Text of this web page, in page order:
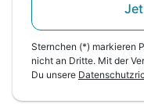
Sternchen (*) markieren
nicht an Dritte. Mit der
Du unsere